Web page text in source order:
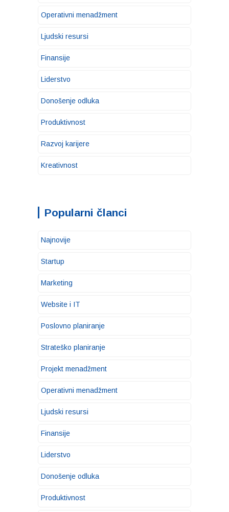
Operativni menadžment
Ljudski resursi
Finansije
Liderstvo
Donošenje odluka
Produktivnost
Razvoj karijere
Kreativnost
Popularni članci
Najnovije
Startup
Marketing
Website i IT
Poslovno planiranje
Strateško planiranje
Projekt menadžment
Operativni menadžment
Ljudski resursi
Finansije
Liderstvo
Donošenje odluka
Produktivnost